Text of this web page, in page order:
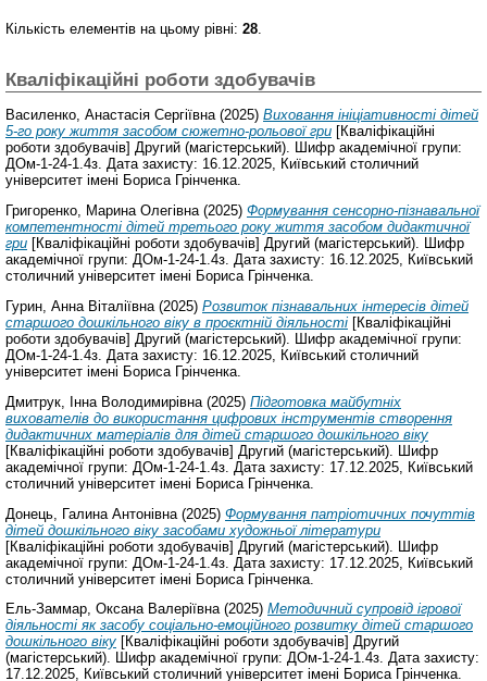
Кількість елементів на цьому рівні: 28
Кваліфікаційні роботи здобувачів
Василенко, Анастасія Сергіївна(2025) Виховання ініціативності дітей
5-го року життя засобом сюжетно-рольової гри [Кваліфікаційні
роботи здобувачів] Другий (магістерський). Шифр академічної групи:
ДОм-1-24-1.4з. Дата захисту: 16.12.2025, Київський столичний
університет імені Бориса Грінченка.
Григоренко, Марина Олегівна(2025) Формування сенсорно-пізнавальної
компетентності дітей третього року життя засобом дидактичної
гри [Кваліфікаційні роботи здобувачів] Другий (магістерський). Шифр
академічної групи: ДОм-1-24-1.4з. Дата захисту: 16.12.2025, Київський
столичний університет імені Бориса Грінченка.
Гурин, Анна Віталіївна(2025) Розвиток пізнавальних інтересів дітей
старшого дошкільного віку в проєктній діяльності [Кваліфікаційні
роботи здобувачів] Другий (магістерський). Шифр академічної групи:
ДОм-1-24-1.4з. Дата захисту: 16.12.2025, Київський столичний
університет імені Бориса Грінченка.
Дмитрук, Інна Володимирівна (2025) Підготовка майбутніх
вихователів до використання цифрових інструментів створення
дидактичних матеріалів для дітей старшого дошкільного віку
[Кваліфікаційні роботи здобувачів] Другий (магістерський). Шифр
академічної групи: ДОм-1-24-1.4з. Дата захисту: 17.12.2025, Київський
столичний університет імені Бориса Грінченка.
Донець, Галина Антонівна (2025) Формування патріотичних почуттів
дітей дошкільного віку засобами художньої літератури
[Кваліфікаційні роботи здобувачів] Другий (магістерський). Шифр
академічної групи: ДОм-1-24-1.4з. Дата захисту: 17.12.2025, Київський
столичний університет імені Бориса Грінченка.
Ель-Заммар, Оксана Валеріївна(2025) Методичний супровід ігрової
діяльності як засобу соціально-емоційного розвитку дітей старшого
дошкільного віку [Кваліфікаційні роботи здобувачів] Другий
(магістерський). Шифр академічної групи: ДОм-1-24-1.4з. Дата захисту:
17.12.2025, Київський столичний університет імені Бориса Грінченка.